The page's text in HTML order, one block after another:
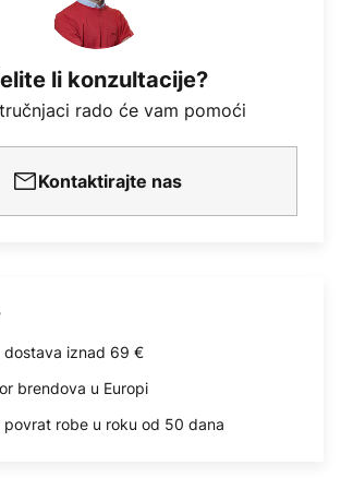
li konzultacije?
rado će vam pomoći
Kontaktirajte nas
dostava iznad 69 €
brendova u Europi
povrat robe u roku od 50 dana